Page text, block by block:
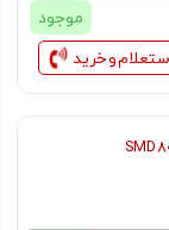
موجود
و خرید